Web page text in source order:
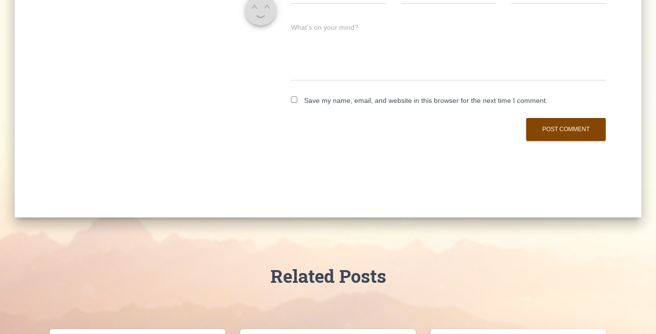
What's on your mind?
Save my name, email, and website in this browser for the next time I comment.
Related Posts